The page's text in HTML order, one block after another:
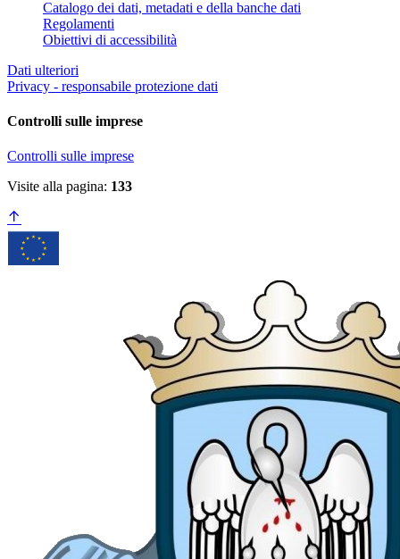
Catalogo dei dati, metadati e della banche dati
Regolamenti
Obiettivi di accessibilità
Dati ulteriori
Privacy - responsabile protezione dati
Controlli sulle imprese
Controlli sulle imprese
Visite alla pagina: 133